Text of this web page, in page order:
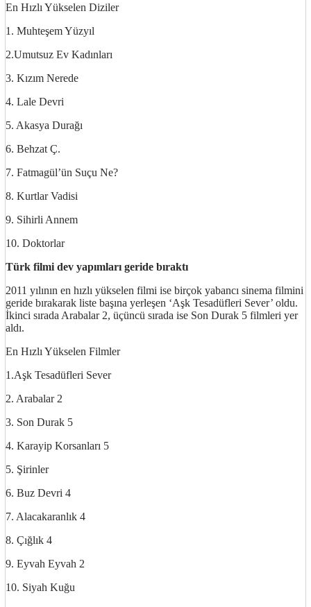
En Hızlı Yükselen Diziler
1. Muhteşem Yüzyıl
2.Umutsuz Ev Kadınları
3. Kızım Nerede
4. Lale Devri
5. Akasya Durağı
6. Behzat Ç.
7. Fatmagül’ün Suçu Ne?
8. Kurtlar Vadisi
9. Sihirli Annem
10. Doktorlar
Türk filmi dev yapımları geride bıraktı
2011 yılının en hızlı yükselen filmi ise birçok yabancı sinema filmini
geride bırakarak liste başına yerleşen ‘Aşk Tesadüfleri Sever’ oldu.
İkinci sırada Arabalar 2, üçüncü sırada ise Son Durak 5 filmleri yer
aldı.
En Hızlı Yükselen Filmler
1.Aşk Tesadüfleri Sever
2. Arabalar 2
3. Son Durak 5
4. Karayip Korsanları 5
5. Şirinler
6. Buz Devri 4
7. Alacakaranlık 4
8. Çığlık 4
9. Eyvah Eyvah 2
10. Siyah Kuğu